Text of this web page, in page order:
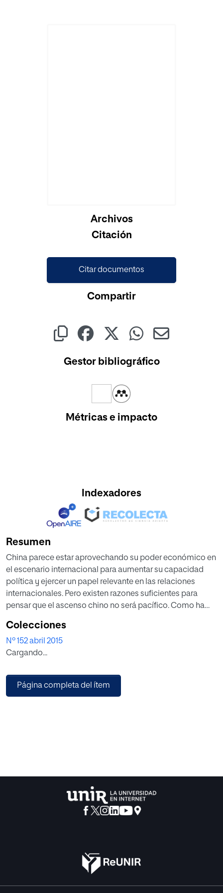
Archivos
Citación
Citar documentos
Compartir
Gestor bibliográfico
Métricas e impacto
Indexadores
Resumen
China parece estar aprovechando su poder económico en
el escenario internacional para aumentar su capacidad
política y ejercer un papel relevante en las relaciones
internacionales. Pero existen razones suficientes para
pensar que el ascenso chino no será pacífico. Como ha
relaciones entre China y los Estados Unidos pueden
resultar tan o más comprometidas como las que
marcaron el enfrentamiento con la URSS durante la guerra
Colecciones
Nº 152 abril 2015
Cargando...
Página completa del ítem